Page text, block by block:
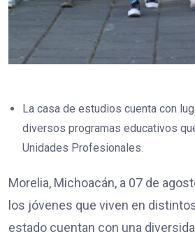
La casa de estudios cuenta con
diversos programas educativos
Unidades Profesionales.
Morelia, Michoacán, a 07 de
los jóvenes que viven en
estado cuentan con una